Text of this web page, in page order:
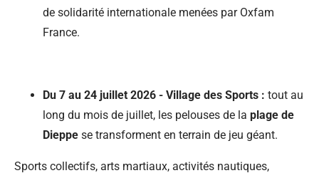
de solidarité internationale menées par Oxfam
France.
Du 7 au 24 juillet 2026 - Village des Sports : tout au
long du mois de juillet, les pelouses de la plage de
Dieppe se transforment en terrain de jeu géant.
Sports collectifs, arts martiaux, activités nautiques,